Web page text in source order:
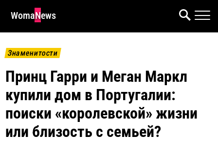
WomaNews
Знаменитости
Принц Гарри и Меган Маркл
купили дом в Португалии:
поиски «королевской» жизни
или близость с семьей?